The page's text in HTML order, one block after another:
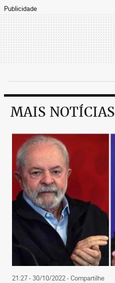
Publicidade
MAIS NOTÍCIAS
21:27 - 30/10/2022- Compartilhe